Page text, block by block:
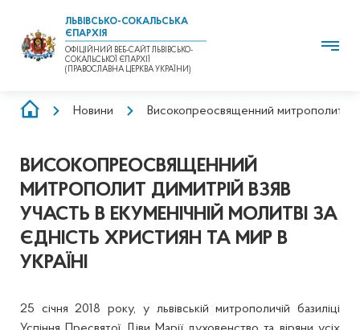
ЛЬВІВСЬКО-СОКАЛЬСЬКА
ЄПАРХІЯ
ОФІЦІЙНИЙ ВЕБ-САЙТ ЛЬВІВСЬКО-
СОКАЛЬСЬКОЇ ЄПАРХІЇ
(ПРАВОСЛАВНА ЦЕРКВА УКРАЇНИ)
РЯДОК
Новини Високопреосвященний митрополит
ВИСОКОПРЕОСВЯЩЕННИЙ
МИТРОПОЛИТ ДИМИТРІЙ ВЗЯВ
УЧАСТЬ В ЕКУМЕНІЧНІЙ МОЛИТВІ ЗА
ЄДНІСТЬ ХРИСТИЯН ТА МИР В
УКРАЇНІ
25 січня 2018 року, у львівській митрополичій базиліці